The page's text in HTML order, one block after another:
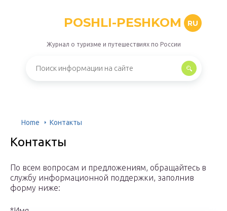
POSHLI-PESHKOM RU
Журнал о туризме и путешествиях по России
Home Контакты
Контакты
По всем вопросам и предложениям, обращайтесь в
службу информационной поддержки, заполнив
форму ниже: